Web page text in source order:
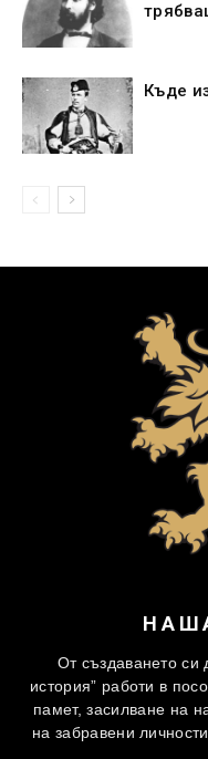
Къде
От създаването си
история” работи в
памет, засилване на
на забравени